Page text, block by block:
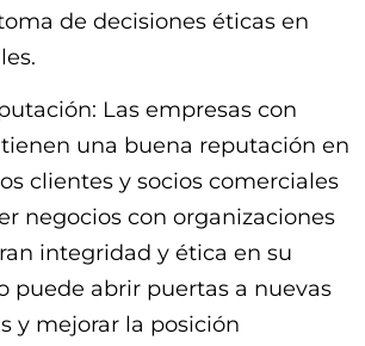
de decisiones éticas en
Las empresas con
una buena reputación en
clientes y socios comerciales
negocios con organizaciones
integridad y ética en su
puede abrir puertas a nuevas
y mejorar la posición